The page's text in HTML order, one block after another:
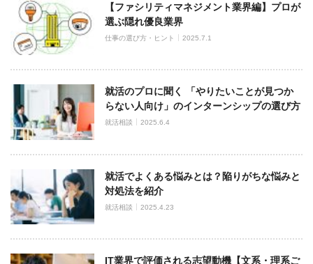
【ファシリティマネジメント業界編】プロが
選ぶ隠れ優良業界
仕事の選び方・ヒント 2025.7.1
就活のプロに聞く 「やりたいことが見つか
らない人向け」のインターンシップの選び方
就活相談 2025.6.4
就活でよくある悩みとは？陥りがちな悩みと
対処法を紹介
就活相談 2025.4.23
IT業界で評価される志望動機【文系・理系ご